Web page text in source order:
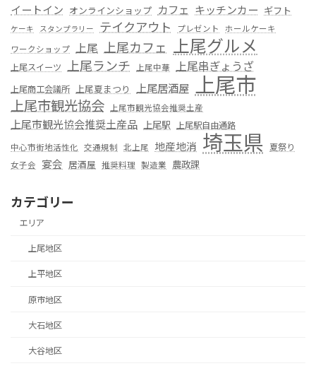
イートイン オンラインショップ カフェ キッチンカー ギフト
ケーキ スタンプラリー テイクアウト プレゼント
ホールケーキ
ワークショップ 上尾 上尾カフェ 上尾グルメ
上尾スイーツ 上尾ランチ 上尾中華 上尾串ぎょうざ
上尾商工会議所 上尾夏まつり 上尾居酒屋 上尾市
上尾市観光協会 上尾市観光協会推奨土産
上尾市観光協会推奨土産品 上尾駅 上尾駅自由通路
中心市街地活性化 交通規制 北上尾 地産地消 埼玉県 夏祭り
女子会 宴会 居酒屋 推奨料理 製造業 農政課
カテゴリー
エリア
上尾地区
上平地区
原市地区
大石地区
大谷地区